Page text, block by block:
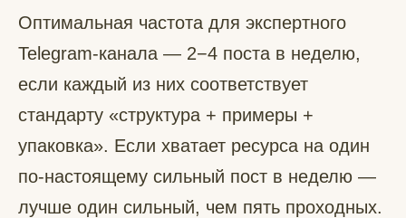
Оптимальная частота для экспертного
Telegram-канала — 2−4 поста в неделю,
если каждый из них соответствует
стандарту «структура + примеры +
упаковка». Если хватает ресурса на один
по-настоящему сильный пост в неделю —
лучше один сильный, чем пять проходных.